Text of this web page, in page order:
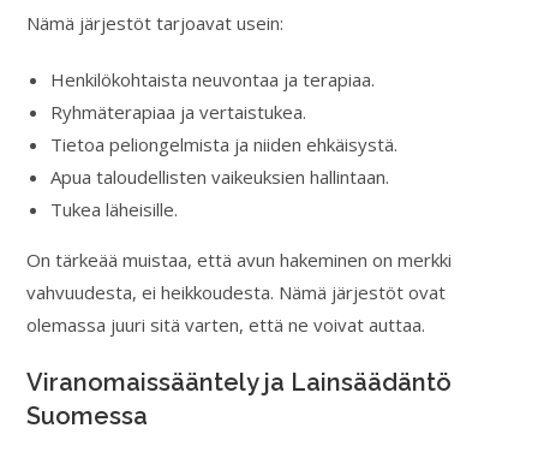
Nämä järjestöt tarjoavat usein:
Henkilökohtaista neuvontaa ja terapiaa.
Ryhmäterapiaa ja vertaistukea.
Tietoa peliongelmista ja niiden ehkäisystä.
Apua taloudellisten vaikeuksien hallintaan.
Tukea läheisille.
On tärkeää muistaa, että avun hakeminen on merkki
vahvuudesta, ei heikkoudesta. Nämä järjestöt ovat
olemassa juuri sitä varten, että ne voivat auttaa.
Viranomaissääntely ja Lainsäädäntö
Suomessa